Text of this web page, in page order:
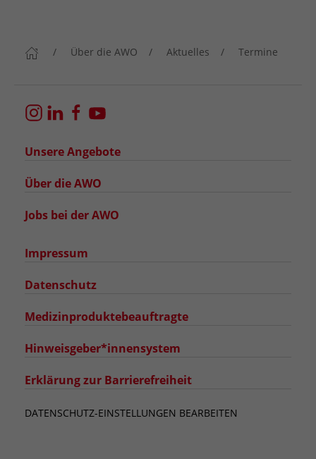
Über die AWO Aktuelles Termine
Unsere Angebote
Über die AWO
Jobs bei der AWO
Impressum
Datenschutz
Medizinproduktebeauftragte
Hinweisgeber*innensystem
Erklärung zur Barrierefreiheit
DATENSCHUTZ-EINSTELLUNGEN BEARBEITEN